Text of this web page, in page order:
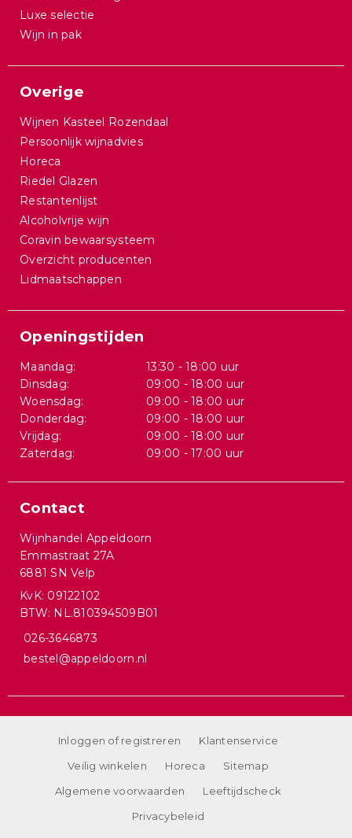
Luxe selectie
Wijn in pak
Overige
Wijnen Kasteel Rozendaal
Persoonlijk wijnadvies
Horeca
Riedel Glazen
Restantenlijst
Alcoholvrije wijn
Coravin bewaarsysteem
Overzicht producenten
Lidmaatschappen
Openingstijden
Maandag:
13:30 - 18:00 uur
Dinsdag:
09:00 - 18:00 uur
Woensdag:
09:00 - 18:00 uur
Donderdag:
09:00 - 18:00 uur
Vrijdag:
09:00 - 18:00 uur
Zaterdag:
09:00 - 17:00 uur
Contact
Wijnhandel Appeldoorn
Emmastraat 27A
6881 SN Velp
KvK: 09122102
BTW: NL.810394509B01
026-3646873
bestel@appeldoorn.nl
Inloggen of registreren
Klantenservice
Veilig winkelen
Horeca
Sitemap
Algemene voorwaarden
Leeftijdscheck
Privacybeleid